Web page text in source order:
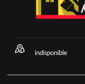
indisponible